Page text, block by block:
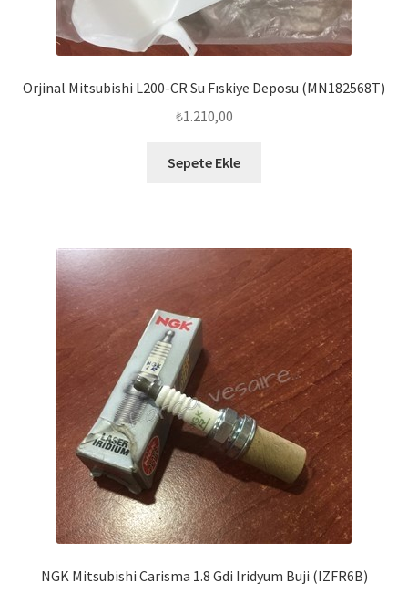
Orjinal Mitsubishi L200-CR Su Fıskiye Deposu (MN182568T)
₺1.210,00
Sepete Ekle
NGK Mitsubishi Carisma 1.8 Gdi Iridyum Buji (IZFR6B)